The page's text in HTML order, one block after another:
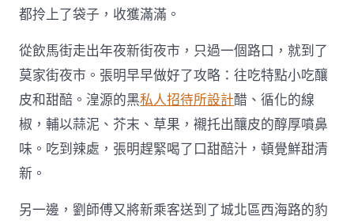
都拎上了袋子，收獲滿滿。
從飲馬街走出年夜新街夜市，只過一個路口，就到了
莫家街夜市。張明早早做好了攻略：往吃特點小吃釀
皮和甜醅。湟源的黑私人招待所設計醋、循化的線
椒，輔以蒜泥、芥末、草果，襯托出釀皮的醇厚噴鼻
味。吃到辣處，張明趕緊喝了口甜醅汁，頓覺鮮甜清
新。
另一邊，劉師傅又將新乘客送到了城北區西海路的豹